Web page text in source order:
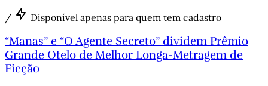
/ Disponível apenas para quem tem cadastro
“Manas” e “O Agente Secreto” dividem Prêmio
Grande Otelo de Melhor Longa-Metragem de
Ficção